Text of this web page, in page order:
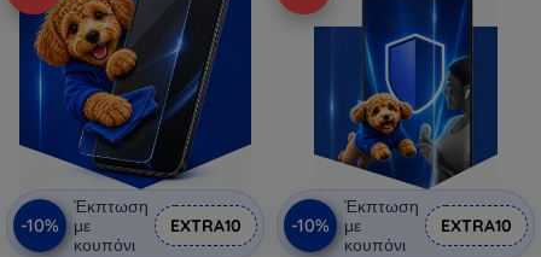
-10%
Έκπτωση
με
κουπόνι
EXTRA10 -10%
Έκπτωση
με
κουπόνι
EXTRA10